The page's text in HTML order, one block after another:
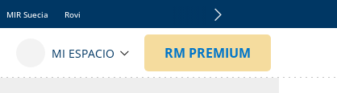
MIR Suecia Rovi